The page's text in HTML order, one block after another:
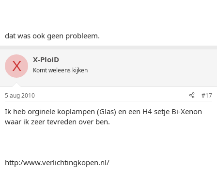
dat was ook geen probleem.
X X-PloiD
Komt weleens kijken
5 aug 2010 #17
Ik heb orginele koplampen (Glas) en een H4 setje Bi-Xenon
waar ik zeer tevreden over ben.
http:/www.verlichtingkopen.nl/